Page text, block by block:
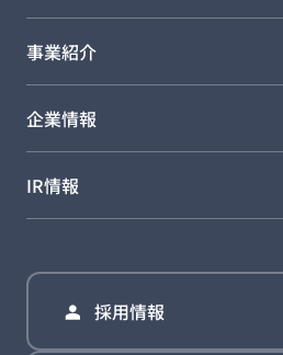
事業紹介
企業情報
IR情報
採用情報